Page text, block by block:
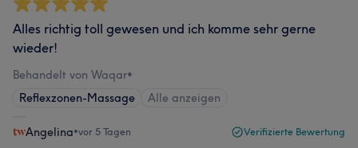
Alles richtig toll gewesen und ich komme sehr gerne
wieder!
Behandelt von Waqar•
Reflexzonen-Massage
Alle anzeigen
Angelina•vor 5 Tagen Verifizierte Bewertung